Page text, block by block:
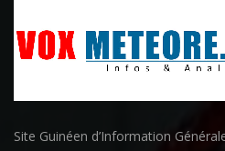
Site Guinéen d’Information